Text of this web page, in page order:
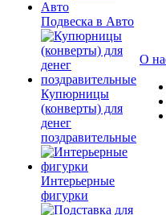
Подвеска в Авто
Купюрницы
(конверты) для
денег
поздравительные
Интерьерные
фигурки
О